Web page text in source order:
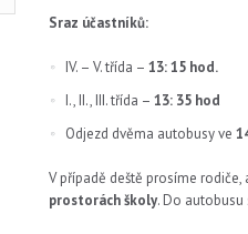
Sraz účastníků:
IV. – V. třída –13: 15 hod.
I., II., III. třída –13: 35 hod
Odjezd dvěma autobusy ve
V případě deště prosíme
prostorách školy. Do